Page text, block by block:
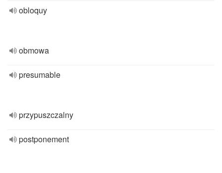
obloquy
obmowa
presumable
przypuszczalny
postponement